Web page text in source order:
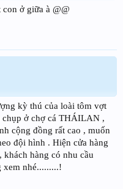
ở giữa à @@
kỳ thú của loài tôm vợt
ở chợ cá THÁILAN ,
cộng đồng rất cao , muốn
đội hình . Hiện cửa hàng
hàng có nhu cầu
xem nhé.........!